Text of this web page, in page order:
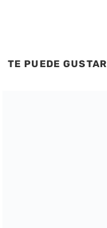
TE PUEDE GUSTAR